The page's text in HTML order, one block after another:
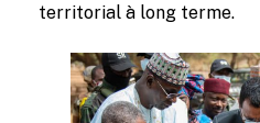
territorial à long terme.